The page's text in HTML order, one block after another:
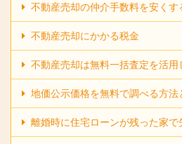
不動産売却の仲介手数料を安くす
不動産売却にかかる税金
不動産売却は無料一括査定を活用
地価公示価格を無料で調べる方法
離婚時に住宅ローンが残った家で